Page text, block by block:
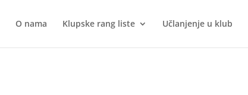
O nama Klupske rang liste Učlanjenje u klub